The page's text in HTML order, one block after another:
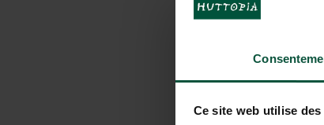
Ce site web utilise